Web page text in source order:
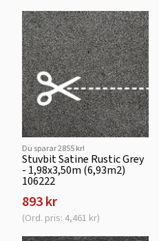
Du sparar 2855 kr!
Stuvbit Satine Rustic Grey
- 1,98x3,50m (6,93m2)
106222
893 kr
(Ord. pris: 4,461 kr)